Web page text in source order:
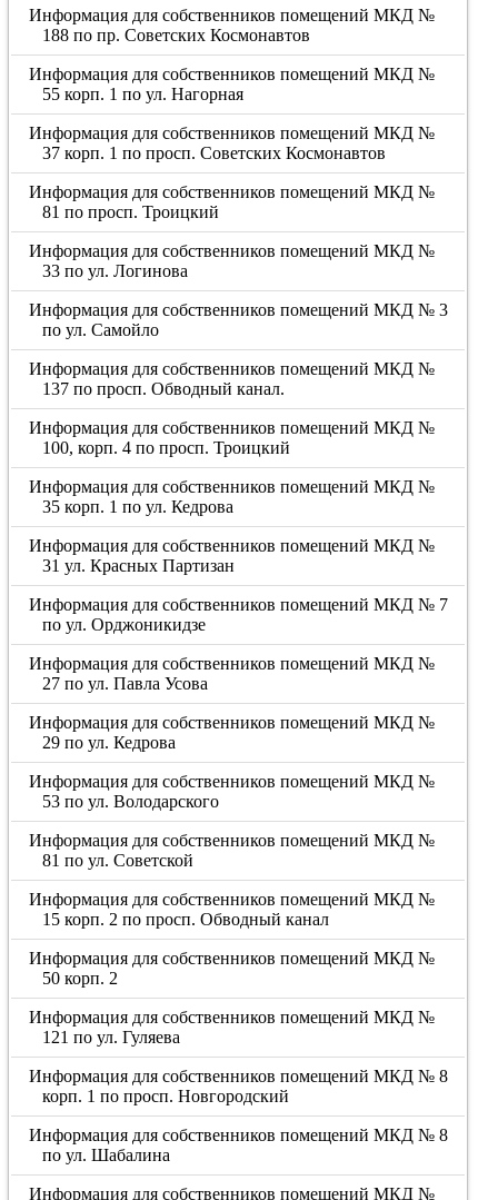
Информация для собственников помещений МКД №
188 по пр. Советских Космонавтов
Информация для собственников помещений МКД №
55 корп. 1 по ул. Нагорная
Информация для собственников помещений МКД №
37 корп. 1 по просп. Советских Космонавтов
Информация для собственников помещений МКД №
81 по просп. Троицкий
Информация для собственников помещений МКД №
33 по ул. Логинова
Информация для собственников помещений МКД № 3
по ул. Самойло
Информация для собственников помещений МКД №
137 по просп. Обводный канал.
Информация для собственников помещений МКД №
100, корп. 4 по просп. Троицкий
Информация для собственников помещений МКД №
35 корп. 1 по ул. Кедрова
Информация для собственников помещений МКД №
31 ул. Красных Партизан
Информация для собственников помещений МКД № 7
по ул. Орджоникидзе
Информация для собственников помещений МКД №
27 по ул. Павла Усова
Информация для собственников помещений МКД №
29 по ул. Кедрова
Информация для собственников помещений МКД №
53 по ул. Володарского
Информация для собственников помещений МКД №
81 по ул. Советской
Информация для собственников помещений МКД №
15 корп. 2 по просп. Обводный канал
Информация для собственников помещений МКД №
50 корп. 2
Информация для собственников помещений МКД №
121 по ул. Гуляева
Информация для собственников помещений МКД № 8
корп. 1 по просп. Новгородский
Информация для собственников помещений МКД № 8
по ул. Шабалина
Информация для собственников помещений МКД №